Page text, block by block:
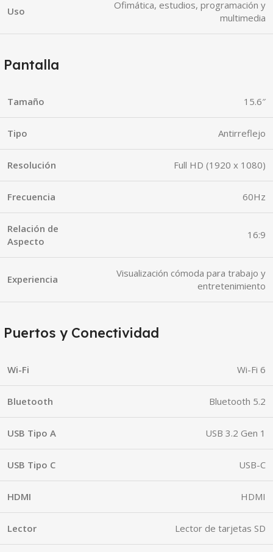
Uso
Ofimática, estudios, programación y
multimedia
Pantalla
Tamaño 15.6″
Tipo Antirreflejo
Resolución Full HD (1920 x 1080)
Frecuencia 60Hz
Relación de
Aspecto
16:9
Experiencia
Visualización cómoda para trabajo y
entretenimiento
Puertos y Conectividad
Wi-Fi Wi-Fi 6
Bluetooth Bluetooth 5.2
USB Tipo A USB 3.2 Gen 1
USB Tipo C USB-C
HDMI HDMI
Lector Lector de tarjetas SD